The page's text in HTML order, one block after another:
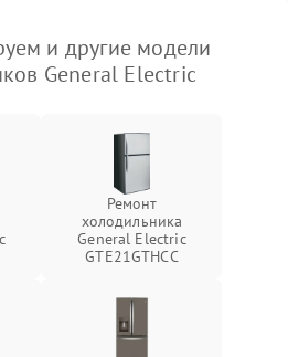
и другие модели
General Electric
Ремонт
холодильника
General Electric
GTE21GTHCC